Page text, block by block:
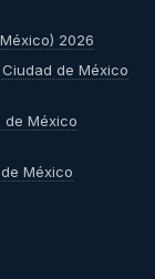
2026
de México
México
México